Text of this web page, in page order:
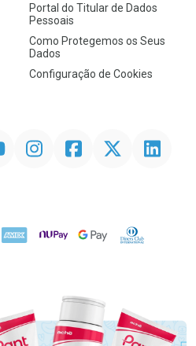
Portal do Titular de Dados
Pessoais
Como Protegemos os Seus
Dados
Configuração de Cookies
InstagramFacebookTwitter Linkedin
AMEX NuPay Google PayDiners Club